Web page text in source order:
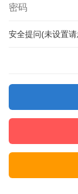
安全提问(未设置